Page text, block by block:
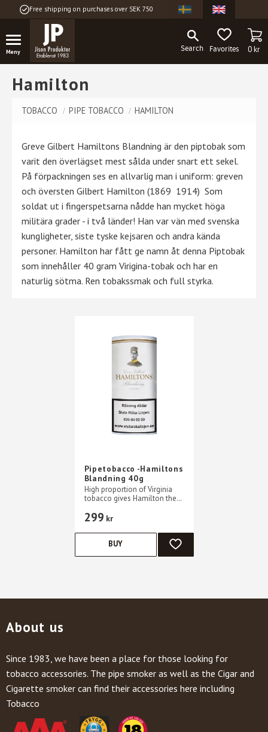
Free shipping on purchases over SEK 750
FAVORITES0kr
Hamilton
TOBACCO PIPE TOBACCO HAMILTON
Greve Gilbert Hamiltons Blandning är den piptobak som
varit den överlägset mest sålda under snart ett sekel.
På förpackningen ses en allvarlig man i uniform: greven
och översten Gilbert Hamilton (1869 1914) Som
soldat ut i fingerspetsarna nådde han mycket höga
militära grader - i två länder! Han var vän med svenska
kungligheter, siste tyske kejsaren och andra kända
personer. Hamilton har fått ge namn åt denna Piptobak
som innehåller 40 gram Virigina-tobak och har en
naturlig sötma. Ren tobakssmak och full styrka.
Pipetobacco -Hamiltons
Blandning 40g
High proportion of Virginia
tobacco gives Hamilton the
tobacco flavor with full
strength and natural tobacco
sweetness
299 kr
ADD TO FAVORITES
BUY
About us
Since 1983, we have been a place for those looking for
tobacco accessories. The pipe smoker as well as the Cigar and
Cigarette smoker can find their accessories here including
Tobacco